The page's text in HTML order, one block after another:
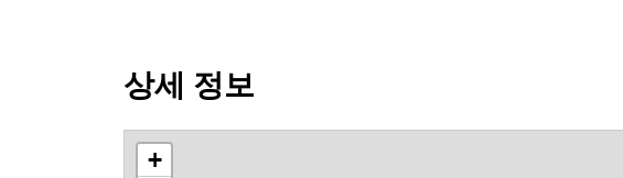
상세 정보
+